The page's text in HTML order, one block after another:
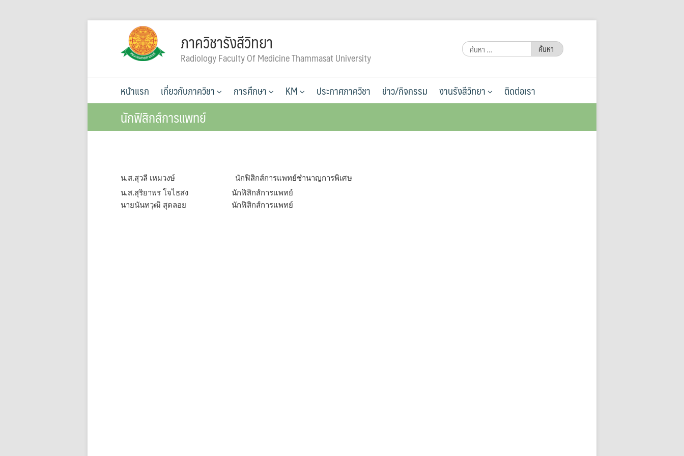
ภาควิชารังสีวิทยา
Radiology Faculty Of Medicine Thammasat University
ค้นหา
สำหรับ:
หน้าแรก เกี่ยวกับภาควิชา การศึกษา KM ประกาศภาควิชา ข่าว/กิจกรรม งานรังสีวิทยา ติดต่อเรา
นักฟิสิกส์การแพทย์
น.ส.สุวลี เหมวงษ์
นักฟิสิกส์การแพทย์ชำนาญการพิเศษ
น.ส.สุริยาพร โจไธสง
นักฟิสิกส์การแพทย์
นายนันทวุฒิ สุดลอย
นักฟิสิกส์การแพทย์